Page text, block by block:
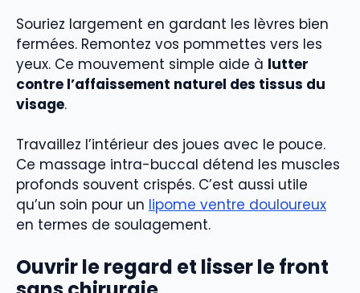
Souriez largement en gardant les lèvres bien
fermées. Remontez vos pommettes vers les
yeux. Ce mouvement simple aide à lutter
contre l’affaissement naturel des tissus du
visage.
Travaillez l’intérieur des joues avec le pouce.
Ce massage intra-buccal détend les muscles
profonds souvent crispés. C’est aussi utile
qu’un soin pour un lipome ventre douloureux
en termes de soulagement.
Ouvrir le regard et lisser le front